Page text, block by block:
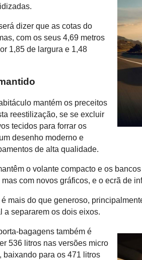
dizer que as cotas do
com os seus 4,69 metros
1,85 de largura e 1,48
mantém os preceitos
reestilização, se se excluir
tecidos para forrar os
desenho moderno e
de alta qualidade.
o volante compacto e os
com novos gráficos, e o ecrã de
mais do que generoso,
a separarem os dois eixos.
bagagens também é
536 litros nas versões micro
baixando para os 471 litros